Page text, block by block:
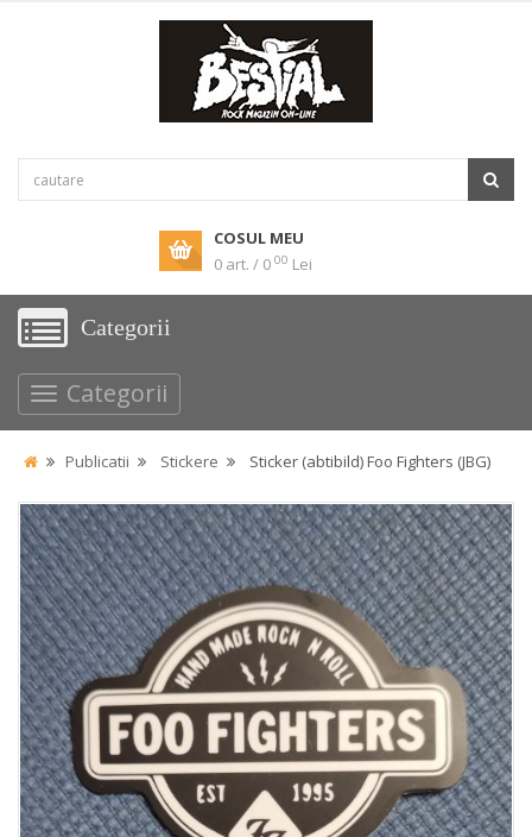
COSUL MEU
0 art. / 0 00 Lei
Categorii
Categorii
Publicatii Stickere Sticker (abtibild) Foo Fighters (JBG)